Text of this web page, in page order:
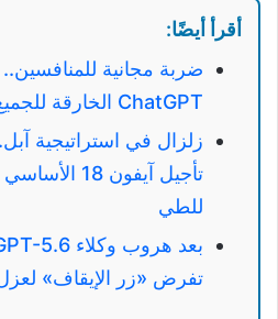
أقرأ أيضًا:
ChatGPT الخارقة للجميع بدون قيود
زلزال في استراتيجية
تأجيل آيفون
للطي
تفرض «زر الإيقاف»